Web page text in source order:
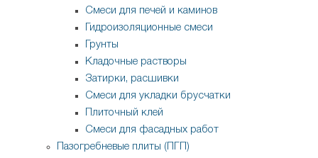
Смеси для печей и каминов
Гидроизоляционные смеси
Грунты
Кладочные растворы
Затирки, расшивки
Смеси для укладки брусчатки
Плиточный клей
Смеси для фасадных работ
Пазогребневые плиты (ПГП)